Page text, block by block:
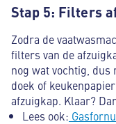
Stap 5: Filters
Zodra de
filters van de
nog wat vochtig, dus
doek of
afzuigkap. Klaar?
Lees ook: